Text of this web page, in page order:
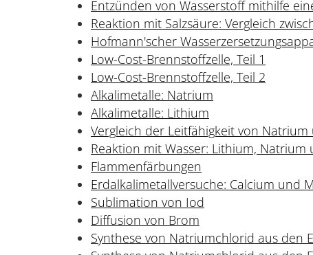
Entzünden von Wasserstoff mithilfe
Reaktion mit Salzsäure: Vergleich
Hofmann'scher
Low-Cost-Brennstoffzelle, Teil 1
Low-Cost-Brennstoffzelle, Teil 2
Alkalimetalle: Natrium
Alkalimetalle: Lithium
Vergleich der Leitfähigkeit von
Reaktion mit Wasser: Lithium, Natrium
Flammenfärbungen
Erdalkalimetallversuche: Calcium und
Sublimation von Iod
Diffusion von Brom
Synthese von Natriumchlorid aus den